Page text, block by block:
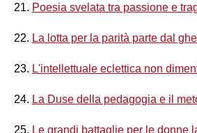
21. Poesia svelata tra passione e
22. La lotta per la parità parte dal
23. L'intellettuale eclettica non
24. La Duse della pedagogia e il
25. Le grandi battaglie per le donne